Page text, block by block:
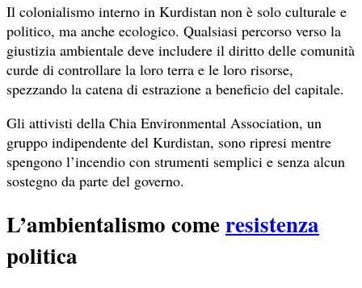
Il colonialismo interno in Kurdistan non è solo culturale e
politico, ma anche ecologico. Qualsiasi percorso verso la
giustizia ambientale deve includere il diritto delle comunità
curde di controllare la loro terra e le loro risorse,
spezzando la catena di estrazione a beneficio del capitale.
Gli attivisti della Chia Environmental Association, un
gruppo indipendente del Kurdistan, sono ripresi mentre
spengono l’incendio con strumenti semplici e senza alcun
sostegno da parte del governo.
L’ambientalismo comeresistenza
politica